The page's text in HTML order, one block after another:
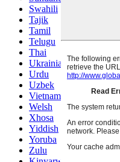
Swahili
Tajik
Tamil
Telugu
Thai
Ukrainian
Urdu
Uzbek
Vietnamese
Welsh
Xhosa
Yiddish
Yoruba
Zulu